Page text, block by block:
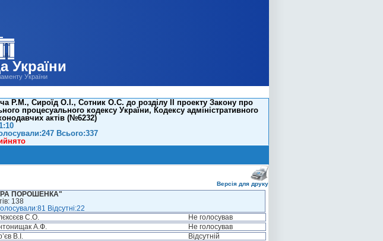
України
України
Р.М., Сироїд О.І., Сотник О.С. до розділу II проекту Закону про
процесуального кодексу України, Кодексу адміністративного
актів (№6232)
Всього:337
Версія для друку
ПОРОШЕНКА"
138
Відсутні:22
С.О.
Не голосував
А.Ф.
Не голосував
В.І.
Відсутній